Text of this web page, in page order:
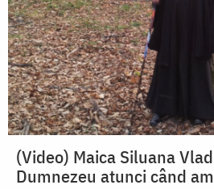
(Video) Maica Siluana
Dumnezeu atunci când